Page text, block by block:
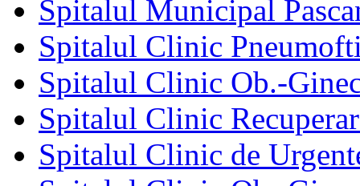
Spitalul Municipal
Spitalul Clinic
Spitalul Clinic Ob.-
Spitalul Clinic
Spitalul Clinic de